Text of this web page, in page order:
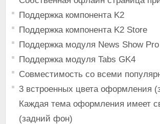
Поддержка компонента K2
Поддержка компонента K2 Store
Поддержка модуля News Show
Поддержка модуля Tabs GK4
Совместимость со всеми
3 встроенных цвета оформления
Каждая тема оформления имеет
(задний фон)